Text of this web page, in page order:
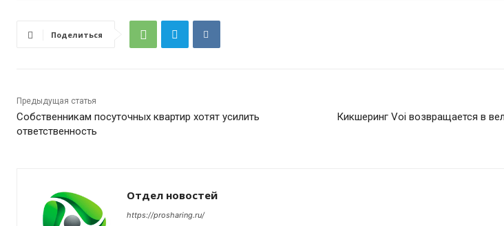
Поделиться
Предыдущая статья
Собственникам посуточных квартир хотят усилить
ответственность
Кикшеринг Voi возвращается в
Отдел новостей
https://prosharing.ru/